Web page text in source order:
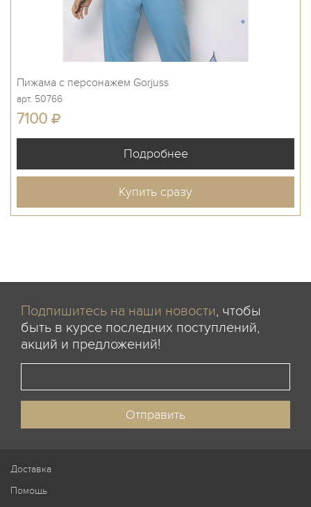
Пижама с персонажем Gorjuss
арт. 50766
7100
Купить сразу
Подпишитесь на наши новости, чтобы
быть в курсе последних поступлений,
акций и предложений!
Доставка
Помощь